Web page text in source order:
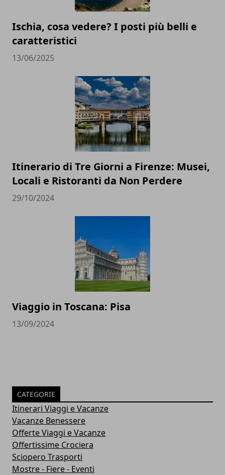
Ischia, cosa vedere? I posti più belli e
caratteristici
13/06/2025
Itinerario di Tre Giorni a Firenze: Musei,
Locali e Ristoranti da Non Perdere
29/10/2024
Viaggio in Toscana: Pisa
13/09/2024
CATEGORIE
Itinerari Viaggi e Vacanze
Vacanze Benessere
Offerte Viaggi e Vacanze
Offertissime Crociera
Sciopero Trasporti
Mostre - Fiere - Eventi